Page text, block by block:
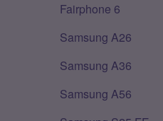
Fairphone 6
Samsung A26
Samsung A36
Samsung A56